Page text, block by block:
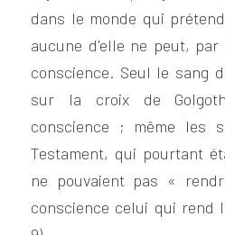
dans le monde qui
aucune d'elle ne peut,
conscience. Seul le sang
sur la croix de
conscience ; même les
Testament, qui pourtant
ne pouvaient pas «
conscience celui qui rend